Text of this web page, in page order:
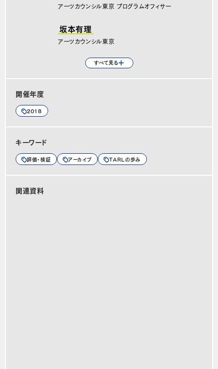
アーツカウンシル東京 プログラムオフィサー
坂本有理
アーツカウンシル東京
岡野恵未子すべて見る
開催年度
2018
キーワード
評価・検証 アーカイブ TARLの歩み
関連資料